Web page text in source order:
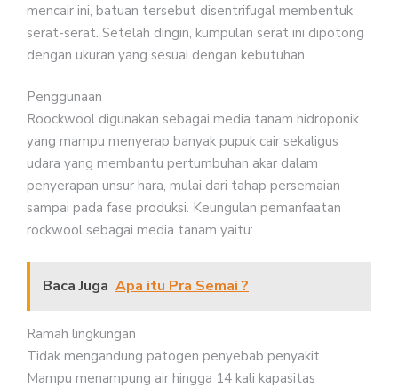
mencair ini, batuan tersebut disentrifugal membentuk
serat-serat. Setelah dingin, kumpulan serat ini dipotong
dengan ukuran yang sesuai dengan kebutuhan.
Penggunaan
Roockwool digunakan sebagai media tanam hidroponik
yang mampu menyerap banyak pupuk cair sekaligus
udara yang membantu pertumbuhan akar dalam
penyerapan unsur hara, mulai dari tahap persemaian
sampai pada fase produksi. Keungulan pemanfaatan
rockwool sebagai media tanam yaitu:
Baca Juga Apa itu Pra Semai ?
Ramah lingkungan
Tidak mengandung patogen penyebab penyakit
Mampu menampung air hingga 14 kali kapasitas